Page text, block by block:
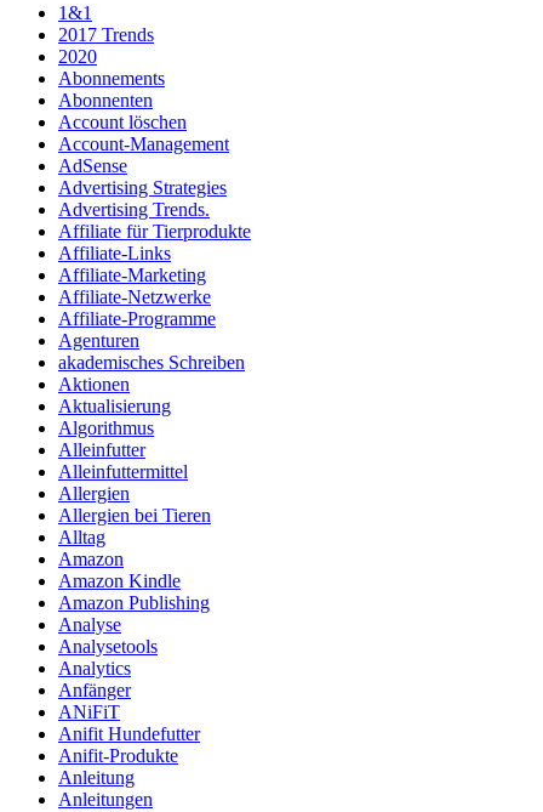
1&1
2017 Trends
2020
Abonnements
Abonnenten
Account löschen
Account-Management
AdSense
Advertising Strategies
Advertising Trends.
Affiliate für Tierprodukte
Affiliate-Links
Affiliate-Marketing
Affiliate-Netzwerke
Affiliate-Programme
Agenturen
akademisches Schreiben
Aktionen
Aktualisierung
Algorithmus
Alleinfutter
Alleinfuttermittel
Allergien
Allergien bei Tieren
Alltag
Amazon
Amazon Kindle
Amazon Publishing
Analyse
Analysetools
Analytics
Anfänger
ANiFiT
Anifit Hundefutter
Anifit-Produkte
Anleitung
Anleitungen